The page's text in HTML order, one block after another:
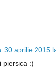
30 aprilie 2015
piersica :)